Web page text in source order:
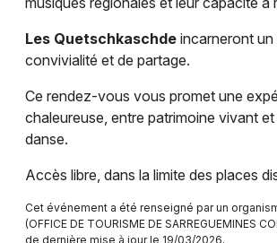
Artistes en tournée
Actus à Sarreguemines
Magazine à Sarreguemines
Les Quetschkaschde incarneront un
convivialité et de partage.
Ce rendez-vous vous promet une
chaleureuse, entre patrimoine vivant et
danse.
Accès libre, dans la limite des places
Cet événement a été renseigné par un
(OFFICE DE TOURISME DE SARREGUEMINES
de dernière mise à jour le 19/03/2026.